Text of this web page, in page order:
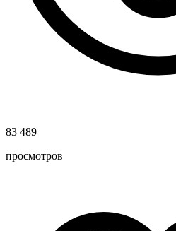
83 489
просмотров